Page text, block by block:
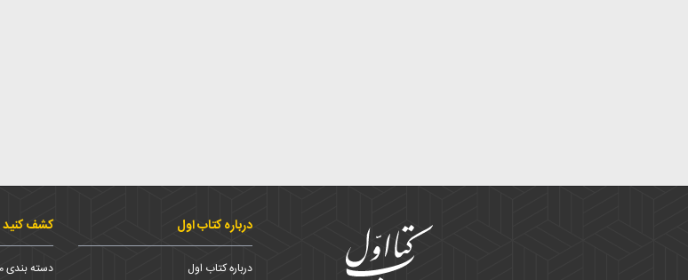
درباره کتاب اول
درباره کتاب اول
کشف کنید
دسته بندی